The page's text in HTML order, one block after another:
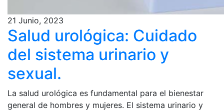
21 Junio, 2023
Salud urológica: Cuidado
del sistema urinario y
sexual.
La salud urológica es fundamental para el bienestar
general de hombres y mujeres. El sistema urinario y